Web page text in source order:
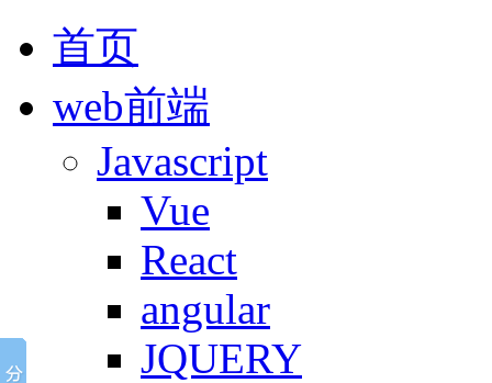
首页
web前端
Javascript
Vue
React
angular
JQUERY